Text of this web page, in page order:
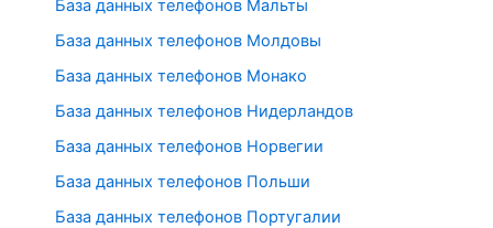
База данных телефонов Мальты
База данных телефонов Молдовы
База данных телефонов Монако
База данных телефонов Нидерландов
База данных телефонов Норвегии
База данных телефонов Польши
База данных телефонов Португалии